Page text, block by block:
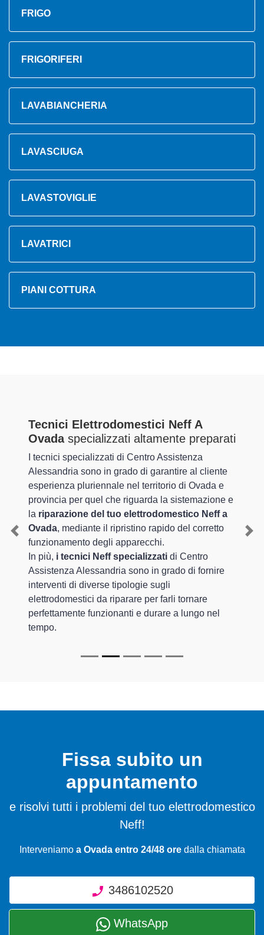
FRIGO
FRIGORIFERI
LAVABIANCHERIA
LAVASCIUGA
LAVASTOVIGLIE
LAVATRICI
PIANI COTTURA
Tecnici Elettrodomestici Neff A
Ovadaspecializzati altamente preparati
I tecnici specializzati di Centro Assistenza
Alessandria sono in grado di garantire al cliente
esperienza pluriennale nel territorio di Ovada e
provincia per quel che riguarda la sistemazione e
la riparazione del tuo elettrodomestico Neff a
Ovada, mediante il ripristino rapido del corretto
funzionamento degli apparecchi.
In più, i tecnici Neff specializzati di Centro
Assistenza Alessandria sono in grado di fornire
interventi di diverse tipologie sugli
elettrodomestici da riparare per farli tornare
perfettamente funzionanti e durare a lungo nel
tempo.
Previous
Fissa subito un
appuntamento
e risolvi tutti i problemi del tuo elettrodomestico
Neff!
Interveniamo a Ovada entro 24/48 oredalla chiamata
3486102520
WhatsApp